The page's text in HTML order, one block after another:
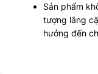
Sản phẩm
tượng lắng
hưởng đến